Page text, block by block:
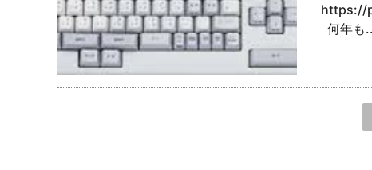
https://
何年も